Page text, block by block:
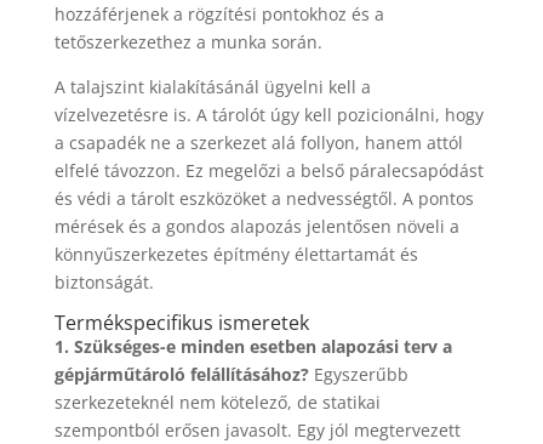
hozzáférjenek a rögzítési pontokhoz és a
tetőszerkezethez a munka során.
A talajszint kialakításánál ügyelni kell a
vízelvezetésre is. A tárolót úgy kell pozicionálni, hogy
a csapadék ne a szerkezet alá follyon, hanem attól
elfelé távozzon. Ez megelőzi a belső páralecsapódást
és védi a tárolt eszközöket a nedvességtől. A pontos
mérések és a gondos alapozás jelentősen növeli a
könnyűszerkezetes építmény élettartamát és
biztonságát.
Termékspecifikus ismeretek
1. Szükséges-e minden esetben alapozási terv a
gépjárműtároló felállításához?Egyszerűbb
szerkezeteknél nem kötelező, de statikai
szempontból erősen javasolt. Egy jól megtervezett